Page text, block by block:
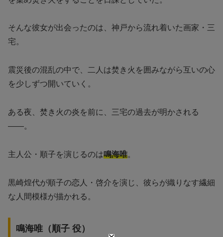
そんな彼女が出会ったのは、神戸から流れ着いた画家・三
宅。
震災後の混乱の中で、二人は焚き火を囲みながら互いの心
を少しずつ開いていく。
ある夜、焚き火の炎を前に、三宅の過去が明かされる
——。
主人公・順子を演じるのは鳴海唯。
黒崎煌代が順子の恋人・啓介を演じ、彼らが織りなす繊細
な人間模様が描かれる。
鳴海唯（順子 役）